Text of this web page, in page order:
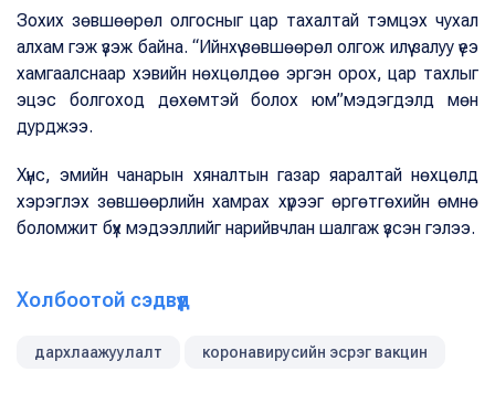
Зохих зөвшөөрөл олгосныг цар тахалтай тэмцэх чухал
алхам гэж үзэж байна. “Ийнхүү зөвшөөрөл олгож илүү залуу үеэ
хамгаалснаар хэвийн нөхцөлдөө эргэн орох, цар тахлыг
эцэс болгоход дөхөмтэй болох юм”мэдэгдэлд мөн
дурджээ.
Хүнс, эмийн чанарын хяналтын газар яаралтай нөхцөлд
хэрэглэх зөвшөөрлийн хамрах хүрээг өргөтгөхийн өмнө
боломжит бүх мэдээллийг нарийвчлан шалгаж үзсэн гэлээ.
Холбоотой сэдвүүд
дархлаажуулалт коронавирусийн эсрэг вакцин